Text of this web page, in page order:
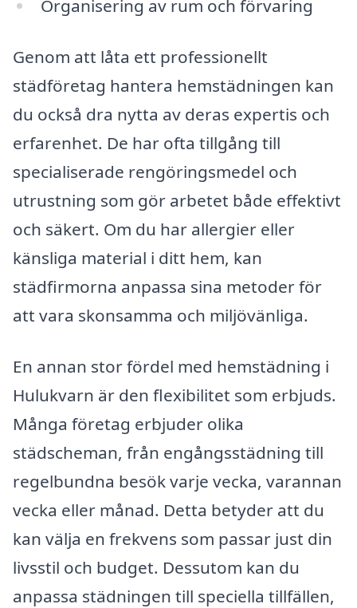
Organisering av rum och förvaring
Genom att låta ett professionellt
städföretag hantera hemstädningen kan
du också dra nytta av deras expertis och
erfarenhet. De har ofta tillgång till
specialiserade rengöringsmedel och
utrustning som gör arbetet både effektivt
och säkert. Om du har allergier eller
känsliga material i ditt hem, kan
städfirmorna anpassa sina metoder för
att vara skonsamma och miljövänliga.
En annan stor fördel med hemstädning i
Hulukvarn är den flexibilitet som erbjuds.
Många företag erbjuder olika
städscheman, från engångsstädning till
regelbundna besök varje vecka, varannan
vecka eller månad. Detta betyder att du
kan välja en frekvens som passar just din
livsstil och budget. Dessutom kan du
anpassa städningen till speciella tillfällen,